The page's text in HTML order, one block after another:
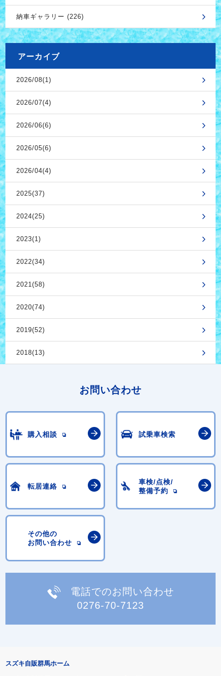
納車ギャラリー (226)
アーカイブ
2026/08(1)
2026/07(4)
2026/06(6)
2026/05(6)
2026/04(4)
2025(37)
2024(25)
2023(1)
2022(34)
2021(58)
2020(74)
2019(52)
2018(13)
お問い合わせ
購入相談 試乗車検索
転居連絡
車検/点検/
整備予約
その他の
お問い合わせ
電話でのお問い合わせ
0276-70-7123
スズキ自販群馬ホーム